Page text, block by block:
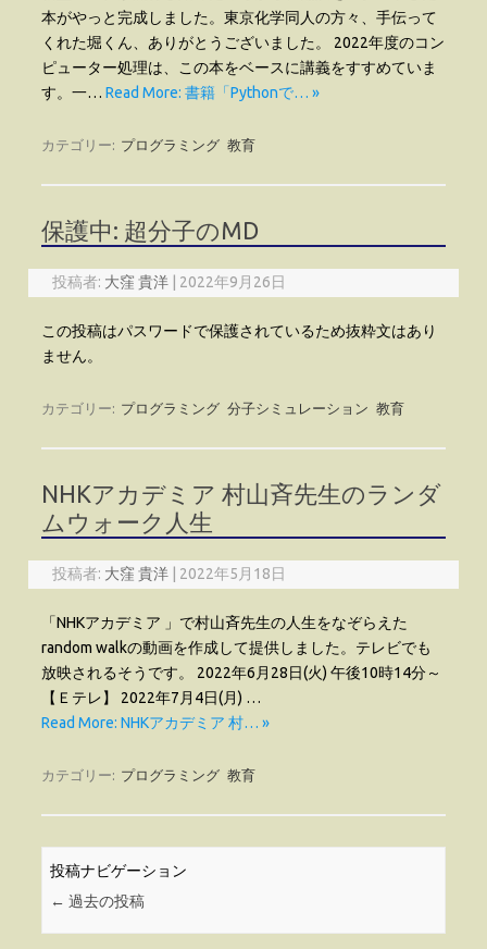
本がやっと完成しました。東京化学同人の方々、手伝って
くれた堀くん、ありがとうございました。 2022年度のコン
ピューター処理は、この本をベースに講義をすすめていま
す。一… Read More: 書籍「Pythonで… »
カテゴリー: プログラミング 教育
保護中: 超分子のMD
投稿者: 大窪 貴洋 2022年9月26日
この投稿はパスワードで保護されているため抜粋文はあり
ません。
カテゴリー: プログラミング 分子シミュレーション 教育
NHKアカデミア 村山斉先生のランダ
ムウォーク人生
投稿者: 大窪 貴洋 2022年5月18日
「NHKアカデミア 」で村山斉先生の人生をなぞらえた
random walkの動画を作成して提供しました。テレビでも
放映されるそうです。 2022年6月28日(火) 午後10時14分～
【Ｅテレ】 2022年7月4日(月) …
Read More: NHKアカデミア 村… »
カテゴリー: プログラミング 教育
投稿ナビゲーション
← 過去の投稿